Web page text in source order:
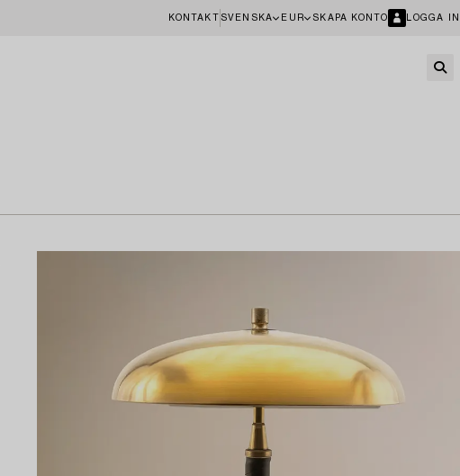
KONTAKT SVENSKA EUR SKAPA KONTO LOGGA IN